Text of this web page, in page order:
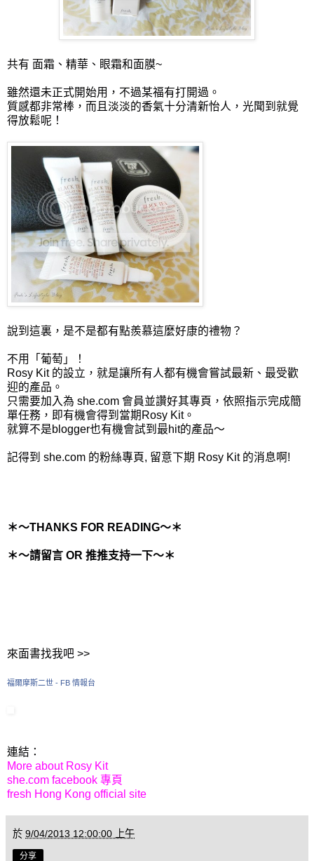
共有 面霜、精華、眼霜和面膜~
雖然還未正式開始用，不過某福有打開過。
質感都非常棒，而且淡淡的香氣十分清新怡人，光聞到就覺
得放鬆呢！
說到這裏，是不是都有點羨慕這麼好康的禮物？
不用「葡萄」！
Rosy Kit 的設立，就是讓所有人都有機會嘗試最新、最受歡
迎的產品。
只需要加入為 she.com 會員並讚好其專頁，依照指示完成簡
單任務，即有機會得到當期Rosy Kit。
就算不是blogger也有機會試到最hit的產品～
記得到 she.com 的粉絲專頁, 留意下期 Rosy Kit 的消息啊!
＊～THANKS FOR READING～＊
＊～請留言 OR 推推支持一下～＊
來面書找我吧 >>
福爾摩斯二世 - FB 情報台
連結：
More about Rosy Kit
she.com facebook 專頁
fresh Hong Kong official site
於 9/04/2013 12:00:00 上午
分享